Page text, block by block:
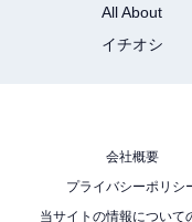
All About
イチオシ
会社概要
プライバシーポリシ
当サイトの情報について